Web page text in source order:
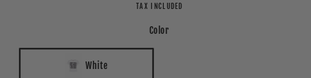
TAX INCLUDED
Color
White